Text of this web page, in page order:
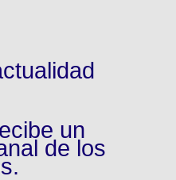
un
de los